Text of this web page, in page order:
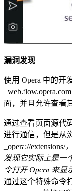
漏洞发现
使用 Opera 中的开
面，并且允许查看
通过查看页面源代
进行通信，但是从
_opera://extensions/
发现它实际上是一
令打开 Opera 来显
通过这个特殊命令